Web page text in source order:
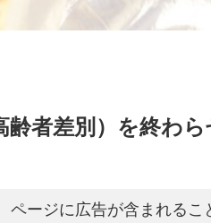
者差別）を終わら
ページに広告が含まれるこ